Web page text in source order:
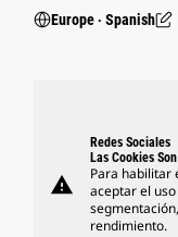
Europe ‧ Spanish
warning
Redes Sociales
Las Cookies
Para habilitar
aceptar el
rendimiento.